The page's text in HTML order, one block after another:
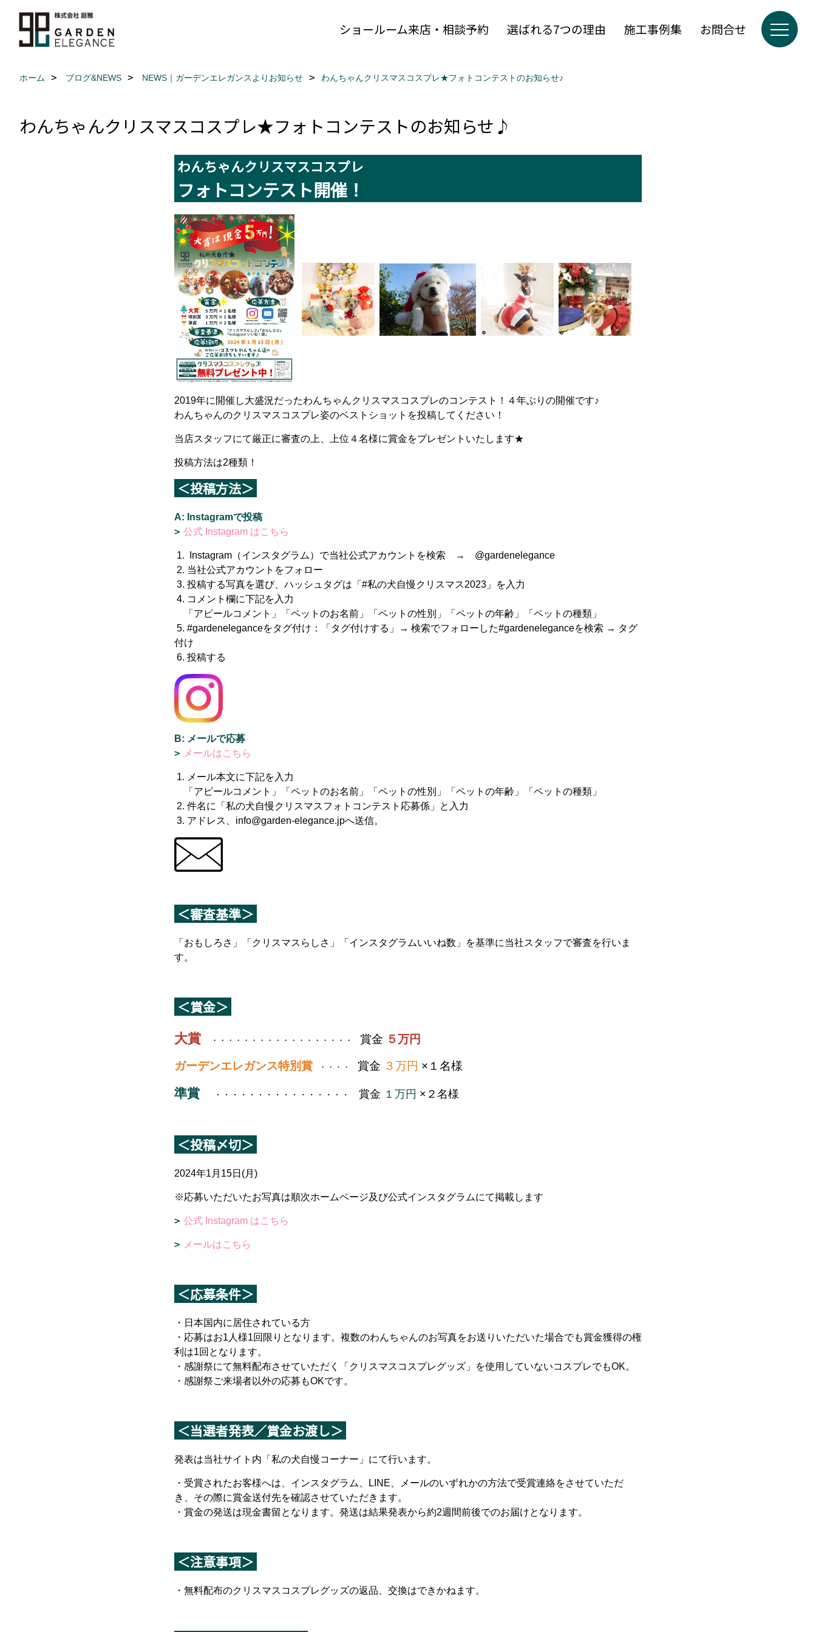
ショールーム来店・相談予約 選ばれる7つの理由 施工事例集 お問合せ
ホーム ブログ&NEWS NEWS｜ガーデンエレガンスよりお知らせ わんちゃんクリスマスコスプレ★フォトコンテストのお知らせ♪
わんちゃんクリスマスコスプレ★フォトコンテストのお知らせ♪
わんちゃんクリスマスコスプレ
フォトコンテスト開催！
2019年に開催し大盛況だったわんちゃんクリスマスコスプレのコンテスト！４年ぶりの開催です♪
わんちゃんのクリスマスコスプレ姿のベストショットを投稿してください！
当店スタッフにて厳正に審査の上、上位４名様に賞金をプレゼントいたします★
投稿方法は2種類！
＜投稿方法＞
A: Instagramで投稿
公式 Instagram はこちら
1. Instagram（インスタグラム）で当社公式アカウントを検索 → @gardenelegance
2. 当社公式アカウントをフォロー
3. 投稿する写真を選び、ハッシュタグは「#私の犬自慢クリスマス2023」を入力
4. コメント欄に下記を入力
「アピールコメント」「ペットのお名前」「ペットの性別」「ペットの年齢」「ペットの種類」
5. #gardeneleganceをタグ付け：「タグ付けする」→ 検索でフォローした#gardeneleganceを検索 → タグ
付け
6. 投稿する
B: メールで応募
メールはこちら
1. メール本文に下記を入力
「アピールコメント」「ペットのお名前」「ペットの性別」「ペットの年齢」「ペットの種類」
2. 件名に「私の犬自慢クリスマスフォトコンテスト応募係」と入力
3. アドレス、info@garden-elegance.jpへ送信。
＜審査基準＞
「おもしろさ」「クリスマスらしさ」「インスタグラムいいね数」を基準に当社スタッフで審査を行いま
す。
＜賞金＞
大賞 ・・・・・・・・・・・・・・・・・・ 賞金 ５万円
ガーデンエレガンス特別賞 ・・・・ 賞金 ３万円 ×１名様
準賞 ・・・・・・・・・・・・・・・・ 賞金 １万円 ×２名様
＜投稿〆切＞
2024年1月15日(月)
※応募いただいたお写真は順次ホームページ及び公式インスタグラムにて掲載します
公式 Instagram はこちら
メールはこちら
＜応募条件＞
・日本国内に居住されている方
・応募はお1人様1回限りとなります。複数のわんちゃんのお写真をお送りいただいた場合でも賞金獲得の権
利は1回となります。
・感謝祭にて無料配布させていただく「クリスマスコスプレグッズ」を使用していないコスプレでもOK。
・感謝祭ご来場者以外の応募もOKです。
＜当選者発表／賞金お渡し＞
発表は当社サイト内「私の犬自慢コーナー」にて行います。
・受賞されたお客様へは、インスタグラム、LINE、メールのいずれかの方法で受賞連絡をさせていただ
き、その際に賞金送付先を確認させていただきます。
・賞金の発送は現金書留となります。発送は結果発表から約2週間前後でのお届けとなります。
＜注意事項＞
・無料配布のクリスマスコスプレグッズの返品、交換はできかねます。